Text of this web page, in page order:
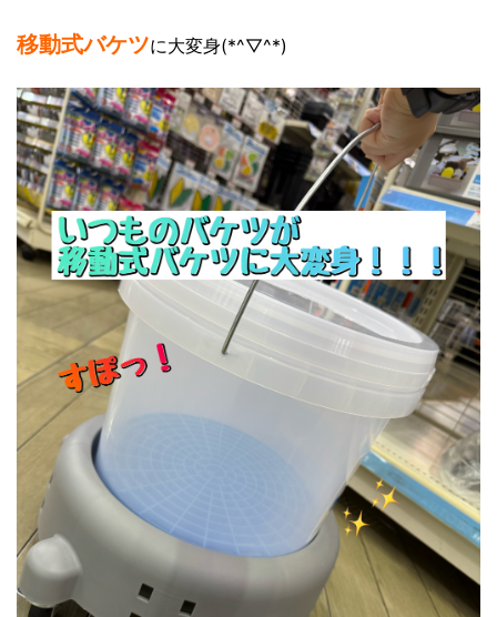
移動式バケツに大変身(*^▽^*)